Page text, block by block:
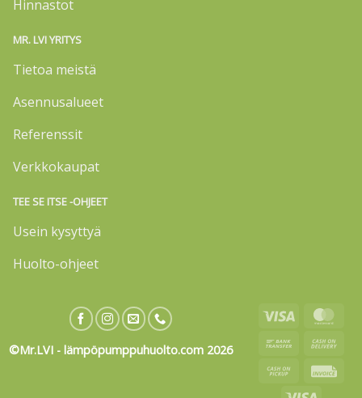
Hinnastot
MR. LVI YRITYS
Tietoa meistä
Asennusalueet
Referenssit
Verkkokaupat
TEE SE ITSE -OHJEET
Usein kysyttyä
Huolto-ohjeet
©Mr.LVI - lämpöpumppuhuolto.com 2026
Visa
Bank
Cash